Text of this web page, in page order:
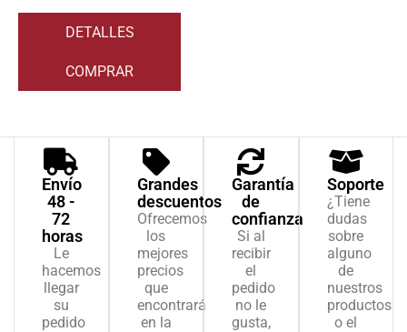
DETALLES
COMPRAR
Envío
48 -
72
horas
Le
hacemos
llegar
su
pedido
Grandes
descuentos
Ofrecemos
los
mejores
precios
que
encontrará
en la
Garantía
de
confianza
Si al
recibir
el
pedido
no le
gusta,
Soporte
¿Tiene
dudas
sobre
alguno
de
nuestros
productos
o el